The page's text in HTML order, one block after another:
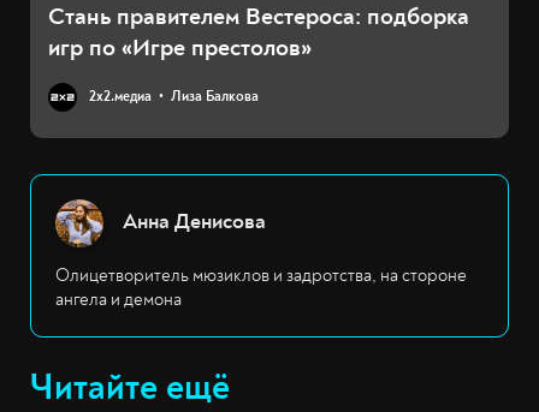
Стань правителем Вестероса: подборка
игр по «Игре престолов»
2х2.медиа Лиза Балкова
Анна Денисова
Олицетворитель мюзиклов и задротства, на стороне
ангела и демона
Читайте ещё